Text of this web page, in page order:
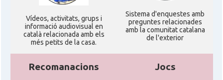
Ví­deos, activitats, grups i
informació audiovisual en
català relacionada amb els
més petits de la casa.
Sistema d'enquestes amb
preguntes relacionades
amb la comunitat catalana
de l'exterior
Recomanacions Jocs